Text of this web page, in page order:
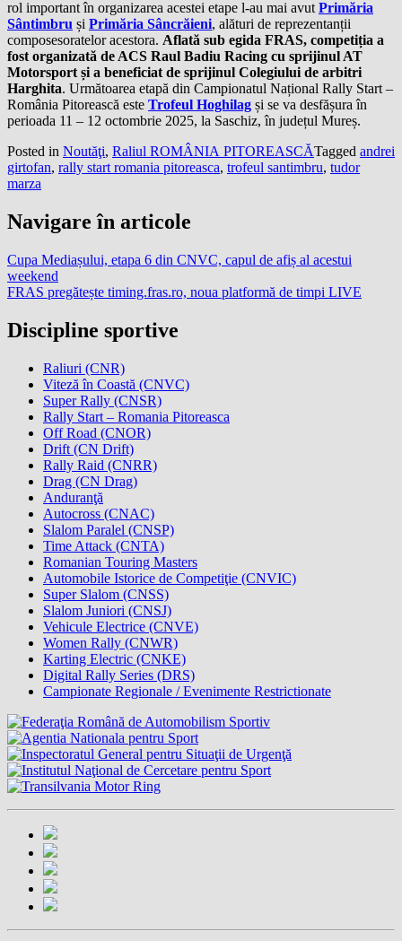
rol important în organizarea acestei etape l-au mai avut Primăria
Sântimbru și Primăria Sâncrăieni, alături de reprezentanții
composesoratelor acestora. Aflată sub egida FRAS, competiția a
fost organizată de ACS Raul Badiu Racing cu sprijinul AT
Motorsport și a beneficiat de sprijinul Colegiului de arbitri
Harghita. Următoarea etapă din Campionatul Național Rally Start –
România Pitorească este Trofeul Hoghilag și se va desfășura în
perioada 11 – 12 octombrie 2025, la Saschiz, în județul Mureș.
Posted in Noutăţi, Raliul ROMÂNIA PITOREASCĂTagged andrei
girtofan, rally start romania pitoreasca, trofeul santimbru, tudor
marza
Navigare în articole
Cupa Mediașului, etapa 6 din CNVC, capul de afiș al acestui
weekend
FRAS pregătește timing.fras.ro, noua platformă de timpi LIVE
Discipline sportive
Raliuri (CNR)
Viteză în Coastă (CNVC)
Super Rally (CNSR)
Rally Start – Romania Pitoreasca
Off Road (CNOR)
Drift (CN Drift)
Rally Raid (CNRR)
Drag (CN Drag)
Anduranţă
Autocross (CNAC)
Slalom Paralel (CNSP)
Time Attack (CNTA)
Romanian Touring Masters
Automobile Istorice de Competiţie (CNVIC)
Super Slalom (CNSS)
Slalom Juniori (CNSJ)
Vehicule Electrice (CNVE)
Women Rally (CNWR)
Karting Electric (CNKE)
Digital Rally Series (DRS)
Campionate Regionale / Evenimente Restrictionate